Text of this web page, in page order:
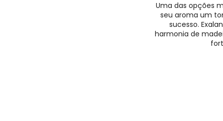
Uma das opções
seu aroma um
sucesso.
harmonia de